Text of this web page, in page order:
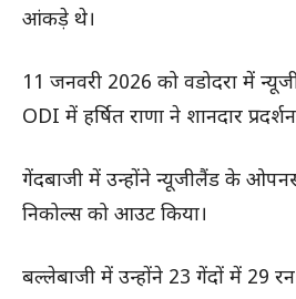
आंकड़े थे।
11 जनवरी 2026 को वडोदरा में
ODI में हर्षित राणा ने शानदार
गेंदबाजी में उन्होंने न्यूजीलैंड के
निकोल्स को आउट किया।
बल्लेबाजी में उन्होंने 23 गेंदों में 29